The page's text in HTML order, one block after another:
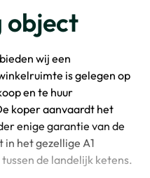
object
wij een
is gelegen op
en te huur
koper aanvaardt het
enige garantie van de
het gezellige A1
de landelijk ketens.